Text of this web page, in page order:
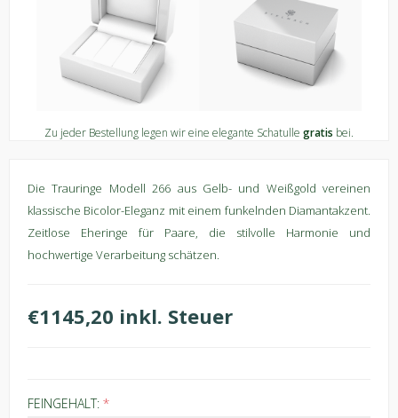
Zu jeder Bestellung legen wir eine elegante Schatulle gratis bei.
Die Trauringe Modell 266 aus Gelb- und Weißgold vereinen
klassische Bicolor-Eleganz mit einem funkelnden Diamantakzent.
Zeitlose Eheringe für Paare, die stilvolle Harmonie und
hochwertige Verarbeitung schätzen.
€1145,20 inkl. Steuer
FEINGEHALT: *